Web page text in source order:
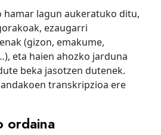
hamar lagun aukeratuko ditu,
ezaugarri
(gizon, emakume,
eta haien ahozko jarduna
beka jasotzen dutenek.
transkripzioa ere
ordaina